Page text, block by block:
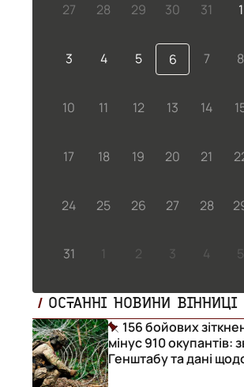
27 28 29 30 31 1
3 4 5 6 7 8
10 11 12 13 14
17 18 19 20 21
24 25 26 27 28
31 1 2 3 4 5
ОСТАННІ НОВИНИ ВІННИЦІ
156 бойових
мінус 910 окупантів:
Генштабу та дані